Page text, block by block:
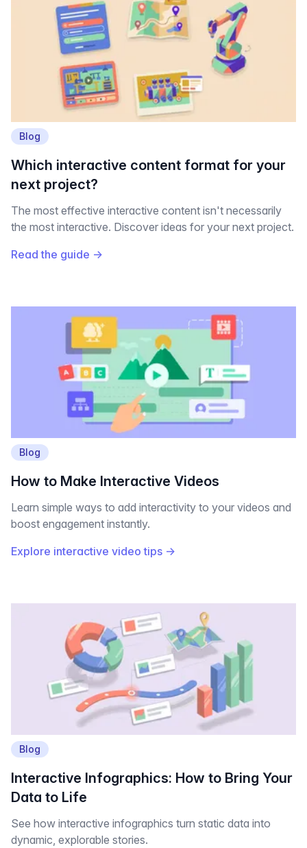
Blog
Which interactive content format for your
next project?
The most effective interactive content isn't necessarily
the most interactive. Discover ideas for your next project.
Read the guide →
Blog
How to Make Interactive Videos
Learn simple ways to add interactivity to your videos and
boost engagement instantly.
Explore interactive video tips →
Blog
Interactive Infographics: How to Bring Your
Data to Life
See how interactive infographics turn static data into
dynamic, explorable stories.